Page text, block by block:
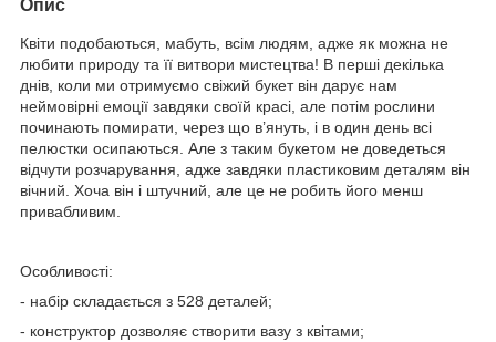
Опис
Квіти подобаються, мабуть, всім людям, адже як можна не
любити природу та її витвори мистецтва! В перші декілька
днів, коли ми отримуємо свіжий букет він дарує нам
неймовірні емоції завдяки своїй красі, але потім рослини
починають помирати, через що в’януть, і в один день всі
пелюстки осипаються. Але з таким букетом не доведеться
відчути розчарування, адже завдяки пластиковим деталям він
вічний. Хоча він і штучний, але це не робить його менш
привабливим.
Особливості:
- набір складається з 528 деталей;
- конструктор дозволяє створити вазу з квітами;